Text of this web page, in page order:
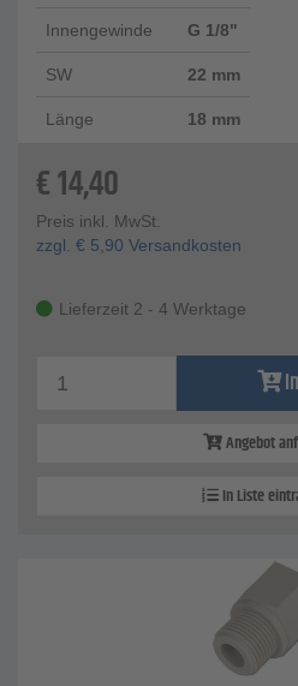
Innengewinde G 1/8"
SW 22 mm
Länge 18 mm
€14,40
Preis inkl. MwSt.
zzgl. € 5,90 Versandkosten
Lieferzeit 2 - 4 Werktage
Angebot
In Liste